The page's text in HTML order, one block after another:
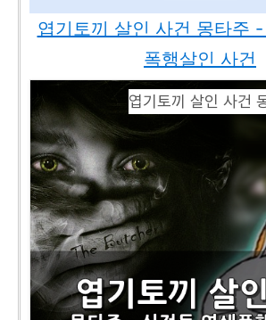
엽기토끼 살인 사건 몽타주
폭행살인 사건